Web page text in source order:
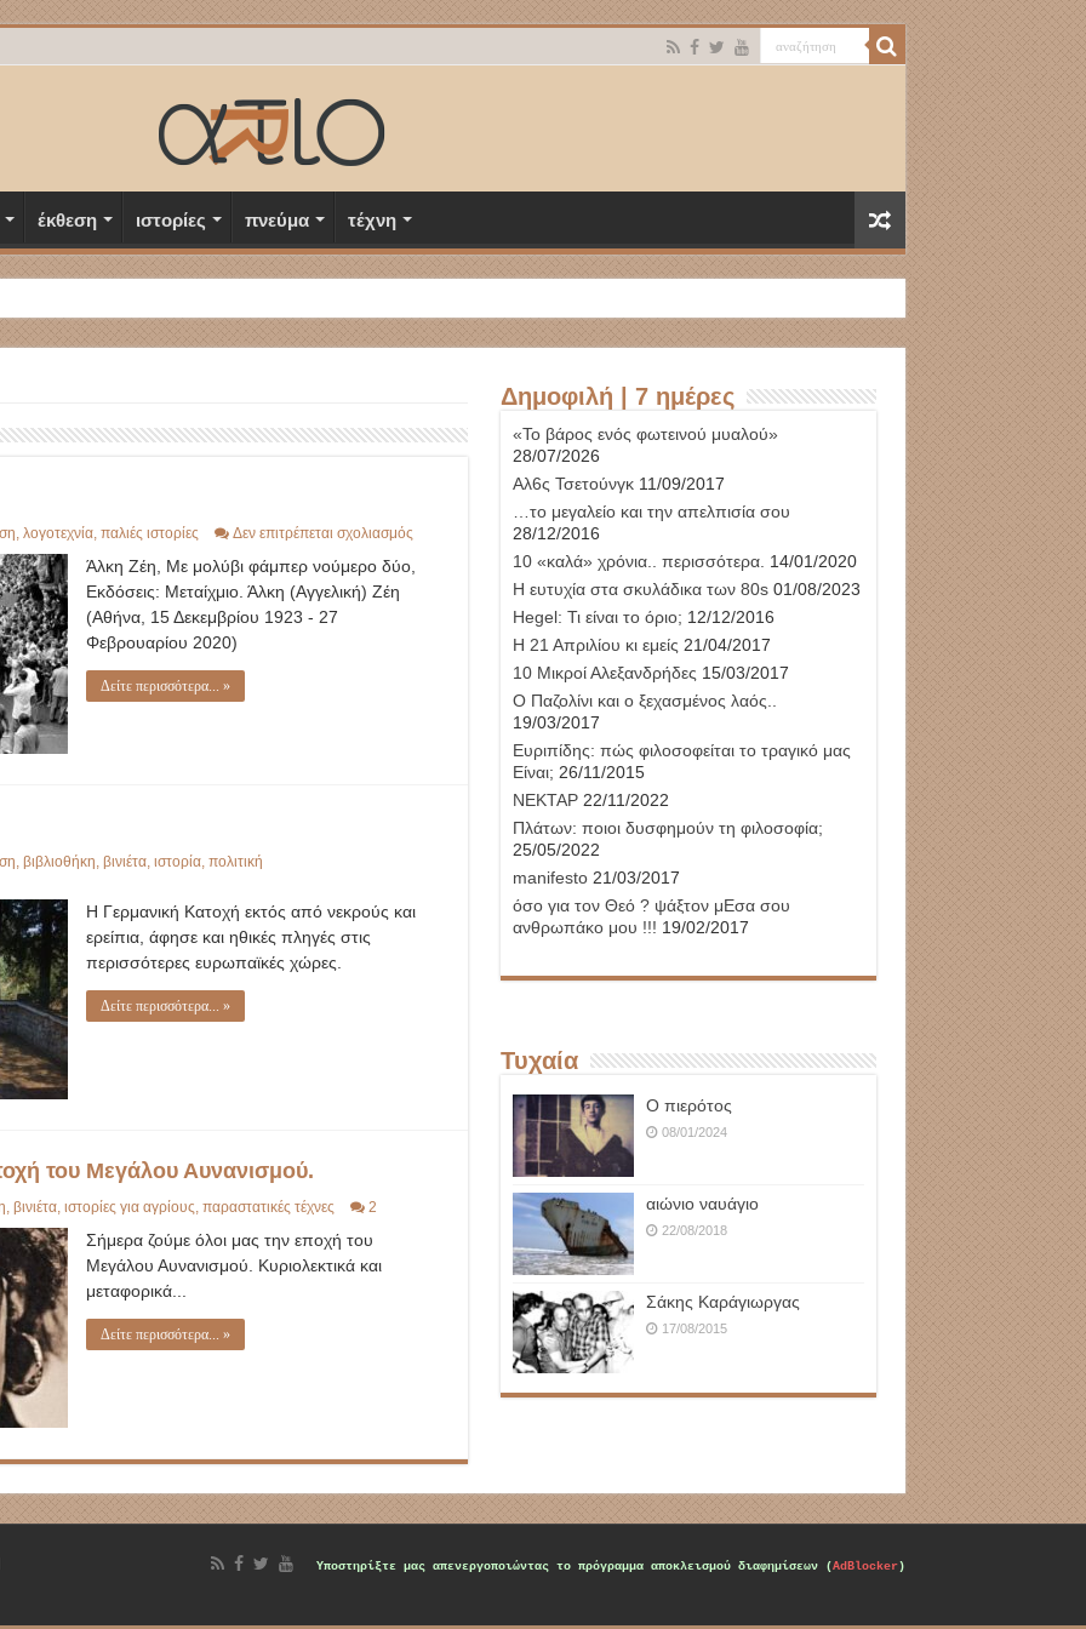
έκθεση ιστορίες πνεύμα τέχνη
λογοτεχνία, παλιές ιστορίες Δεν επιτρέπεται σχολιασμόςστο
Άλκη Ζέη, Με μολύβι φάμπερ νούμερο δύο,
Εκδόσεις: Μεταίχμιο. Άλκη (Αγγελική) Ζέη
(Αθήνα, 15 Δεκεμβρίου 1923 - 27
Φεβρουαρίου 2020)
Δείτε περισσότερα... »
βιβλιοθήκη βινιέτα, ιστορία, πολιτική
Η Γερμανική Κατοχή εκτός από νεκρούς και
ερείπια, άφησε και ηθικές πληγές στις
περισσότερες ευρωπαϊκές χώρες.
Δείτε περισσότερα... »
του Μεγάλου Αυνανισμού.
βινιέτα, ιστορίες για αγρίους παραστατικές τέχνες 2
Σήμερα ζούμε όλοι μας την εποχή του
Μεγάλου Αυνανισμού. Κυριολεκτικά και
μεταφορικά...
Δείτε περισσότερα... »
Δημοφιλή | 7 ημέρες
«Το βάρος ενός φωτεινού μυαλού»
28/07/2026
Αλ6ς Τσετούνγκ11/09/2017
…το μεγαλείο και την απελπισία σου
28/12/2016
10 «καλά» χρόνια.. περισσότερα. 14/01/2020
Η ευτυχία στα σκυλάδικα των 80s01/08/2023
Hegel: Τι είναι το όριο; 12/12/2016
Η 21 Απριλίου κι εμείς 21/04/2017
10 Μικροί Αλεξανδρήδες 15/03/2017
Ο Παζολίνι και ο ξεχασμένος λαός..
19/03/2017
Ευριπίδης: πώς φιλοσοφείται το τραγικό μας
Είναι; 26/11/2015
ΝΕΚΤΑΡ22/11/2022
Πλάτων: ποιοι δυσφημούν τη φιλοσοφία;
25/05/2022
manifesto21/03/2017
όσο για τον Θεό ? ψάξτον μΕσα σου
ανθρωπάκο μου !!! 19/02/2017
Τυχαία
Ο πιερότος
08/01/2024
αιώνιο ναυάγιο
22/08/2018
Σάκης Καράγιωργας
17/08/2015
Υποστηρίξτε μας απενεργοποιώντας το πρόγραμμα αποκλεισμού διαφημίσεων (AdBlocker)